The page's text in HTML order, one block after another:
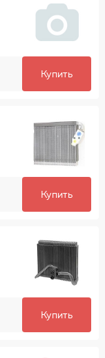
Купить
Купить
Купить